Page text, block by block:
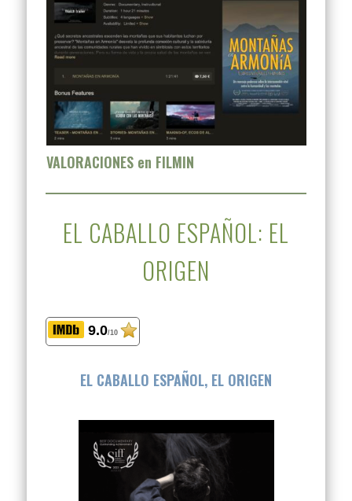
VALORACIONES en FILMIN
EL CABALLO ESPAÑOL: EL
ORIGEN
9.0/10
EL CABALLO ESPAÑOL, EL ORIGEN